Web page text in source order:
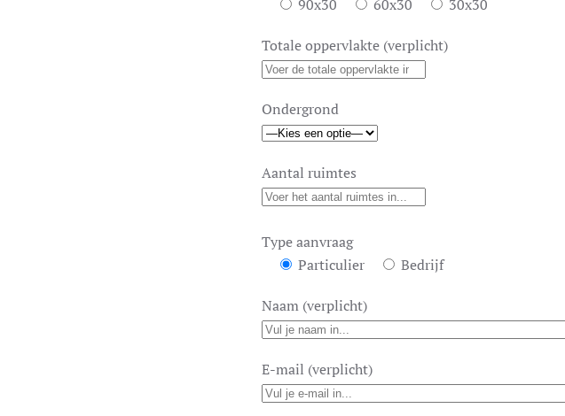
90x30
60x30 30x30
Totale oppervlakte (verplicht)
Ondergrond
Aantal ruimtes
Type aanvraag
Particulier
Bedrijf
Naam (verplicht)
E-mail (verplicht)